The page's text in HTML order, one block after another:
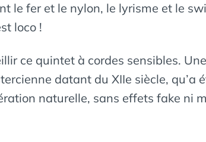
le fer et le nylon, le lyrisme et le
loco !
ce quintet à cordes sensibles.
datant du XIIe siècle, qu’a
naturelle, sans effets fake ni